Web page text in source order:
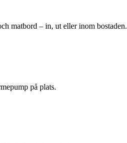
matbord – in, ut eller inom bostaden.
på plats.